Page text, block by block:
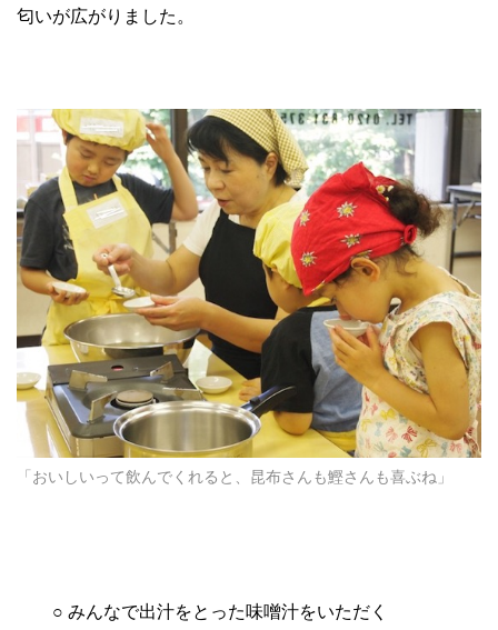
匂いが広がりました。
「おいしいって飲んでくれると、昆布さんも鰹さんも喜ぶね」
○ みんなで出汁をとった味噌汁をいただく